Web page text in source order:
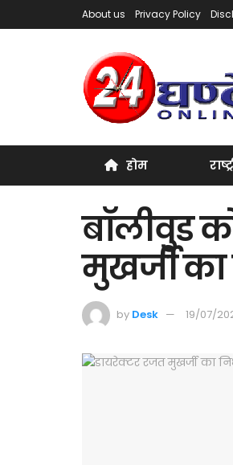
About us Privacy Policy
होम
बॉलीवुड
मुखर्जी
by Desk 19/07/